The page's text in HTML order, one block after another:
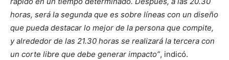
horas, será la segunda que es sobre líneas con un diseño
que pueda destacar lo mejor de la persona que compite,
y alrededor de las 21.30 horas se realizará la tercera con
un corte libre que debe generar impacto”, indicó.